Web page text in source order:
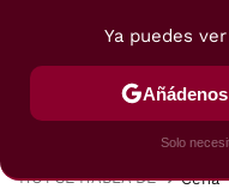
POSTRES VIAJES
HOY SE HABLA DE Cena
Ya puedes
Solo